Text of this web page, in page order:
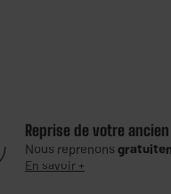
Reprise de votre
Nous reprenons
En savoir +